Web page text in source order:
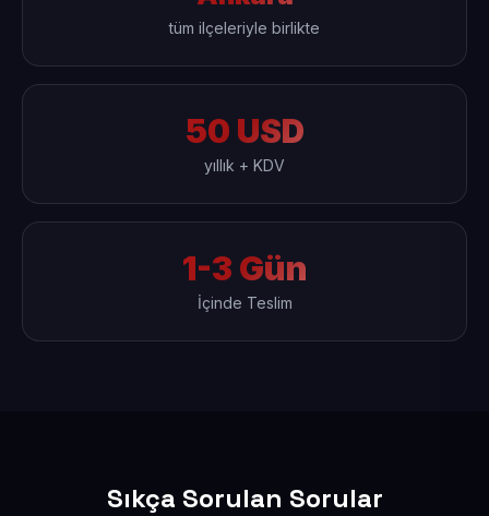
tüm ilçeleriyle birlikte
50 USD
yıllık + KDV
1-3 Gün
İçinde Teslim
Sıkça Sorulan Sorular